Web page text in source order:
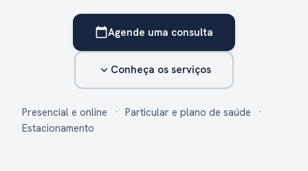
calendar_todayAgende uma consulta
expand_more Conheça os serviços
Presencial e online · Particular e plano de saúde
·
Estacionamento